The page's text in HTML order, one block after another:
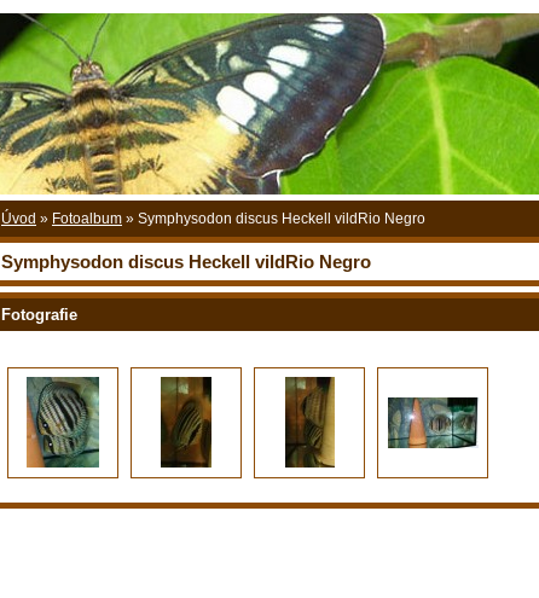
Úvod » Fotoalbum » Symphysodon discus Heckell vildRio Negro
Symphysodon discus Heckell vildRio Negro
Fotografie